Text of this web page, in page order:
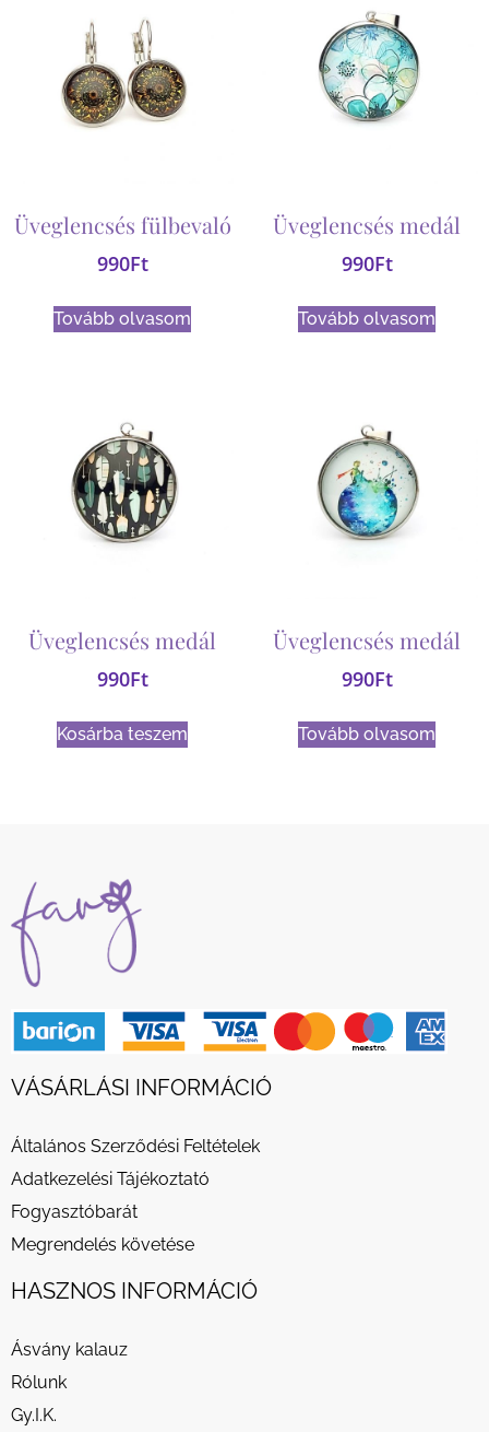
Üveglencsés fülbevaló
990Ft
Tovább olvasom
Üveglencsés medál
990Ft
Tovább olvasom
Üveglencsés medál
990Ft
Kosárba teszem
Üveglencsés medál
990Ft
Tovább olvasom
VÁSÁRLÁSI INFORMÁCIÓ
Általános Szerződési Feltételek
Adatkezelési Tájékoztató
Fogyasztóbarát
Megrendelés követése
HASZNOS INFORMÁCIÓ
Ásvány kalauz
Rólunk
Gy.I.K.